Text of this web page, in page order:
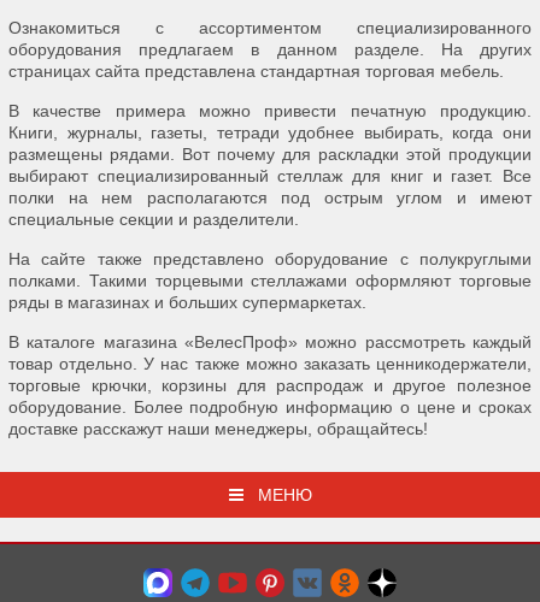
Ознакомиться с ассортиментом специализированного
оборудования предлагаем в данном разделе. На других
страницах сайта представлена стандартная торговая мебель.
В качестве примера можно привести печатную продукцию.
Книги, журналы, газеты, тетради удобнее выбирать, когда они
размещены рядами. Вот почему для раскладки этой продукции
выбирают специализированный стеллаж для книг и газет. Все
полки на нем располагаются под острым углом и имеют
специальные секции и разделители.
На сайте также представлено оборудование с полукруглыми
полками. Такими торцевыми стеллажами оформляют торговые
ряды в магазинах и больших супермаркетах.
В каталоге магазина «ВелесПроф» можно рассмотреть каждый
товар отдельно. У нас также можно заказать ценникодержатели,
торговые крючки, корзины для распродаж и другое полезное
оборудование. Более подробную информацию о цене и сроках
доставке расскажут наши менеджеры, обращайтесь!
МЕНЮ